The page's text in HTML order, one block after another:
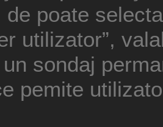
de poate
utilizator”,
sondaj
pemite